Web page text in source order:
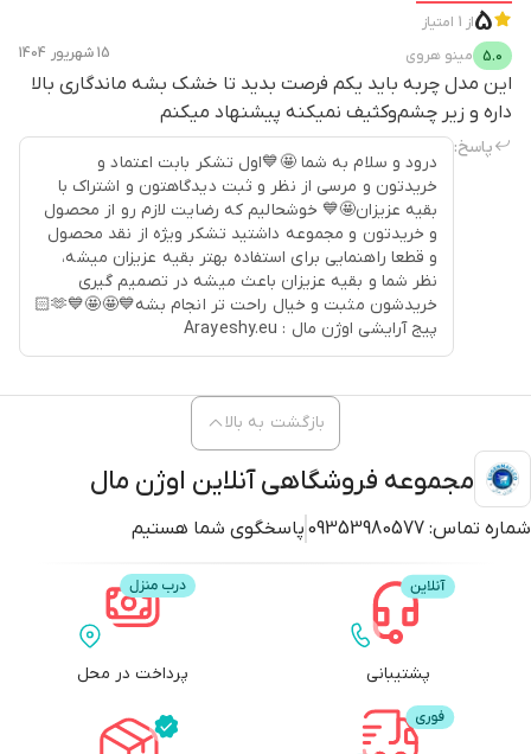
5از 1 امتیاز
5.0 مینو هروی 15 شهریور 1404
این مدل چربه باید یکم فرصت بدید تا خشک بشه ماندگاری بالا
داره و زیر چشم‌و‌کثیف نمیکنه پیشنهاد میکنم
پاسخ:
درود و سلام به شما 🤩💙اول تشکر بابت اعتماد و
خریدتون و مرسی از نظر و ثبت دیدگاهتون و اشتراک با
بقیه عزیزان🤩💙 خوشحالیم که رضایت لازم رو از محصول
و خریدتون و مجموعه داشتید تشکر ویژه از نقد محصول
و قطعا راهنمایی برای استفاده بهتر بقیه عزیزان میشه،
نظر شما و بقیه عزیزان باعث میشه در تصمیم گیری
خریدشون مثبت و خیال راحت تر انجام بشه💙🤩🤩💙🫶🏻
پیج آرایشی اوژن مال : Arayeshy.eu
مجموعه فروشگاهی آنلاین اوژن مال
شماره تماس: 09353980577 پاسخگوی شما هستیم
بازگشت به بالا
پشتیبانی پرداخت در محل